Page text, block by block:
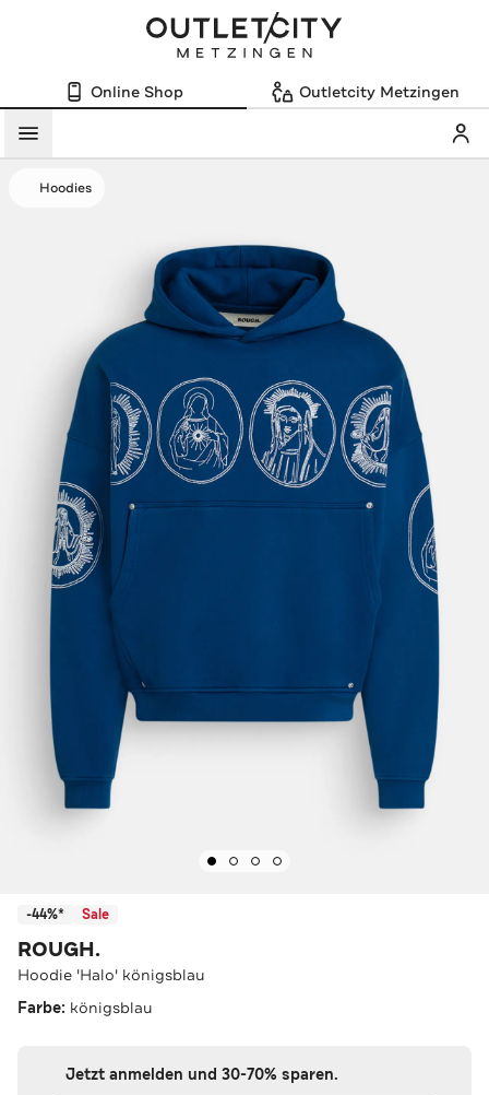
Online Shop Outletcity Metzingen
Menü
Hoodies
-44%* Sale
ROUGH.
Hoodie 'Halo' königsblau
Farbe: königsblau
Jetzt anmelden und 30-70% sparen.